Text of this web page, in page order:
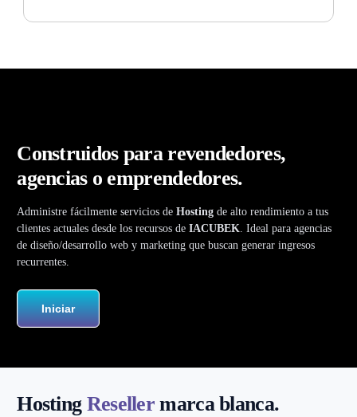
Construidos para revendedores,
agencias o emprendedores.
Administre fácilmente servicios deHosting de alto rendimiento a tus
clientes actuales desde los recursos deIACUBEK. Ideal para agencias
de diseño/desarrollo web y marketing que buscan generar ingresos
recurrentes.
Iniciar
Hosting Reseller marca blanca.